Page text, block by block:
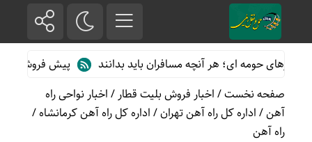
حومه ای؛ هر آنچه مسافران باید بدانند
پیش فروش بلیت
صفحه نخست/اخبار فروش بلیت قطار/اخبار نواحی راه
آهن/اداره کل راه آهن تهران/اداره کل راه آهن کرمانشاه/
راه آهن